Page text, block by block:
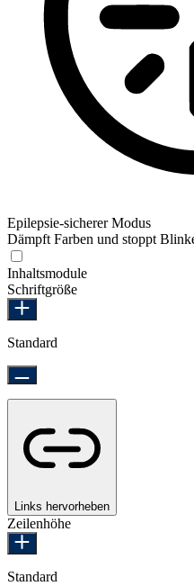
Epilepsie-sicherer Modus
Dämpft Farben und stoppt
Inhaltsmodule
Schriftgröße
Standard
Links hervorheben
Zeilenhöhe
Standard